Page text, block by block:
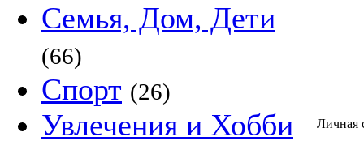
Семья, Дом, Дети
(66)
Спорт (26)
Увлечения и Хобби Личная